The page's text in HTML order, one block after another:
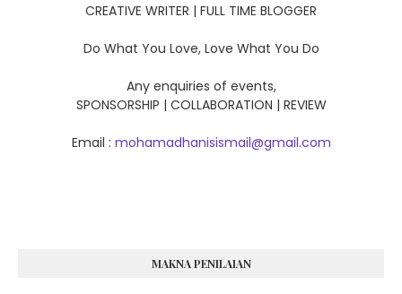
CREATIVE WRITER | FULL TIME BLOGGER
Do What You Love, Love What You Do
Any enquiries of events,
SPONSORSHIP | COLLABORATION | REVIEW
Email : mohamadhanisismail@gmail.com
MAKNA PENILAIAN